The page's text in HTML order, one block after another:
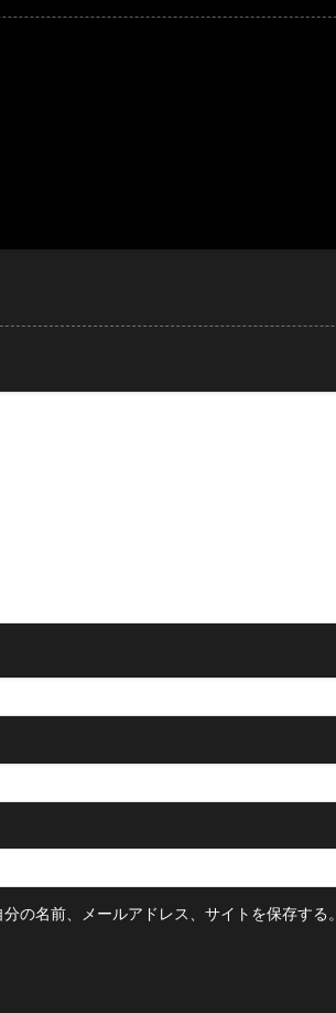
の名前、メールアドレス、サイトを保存する。